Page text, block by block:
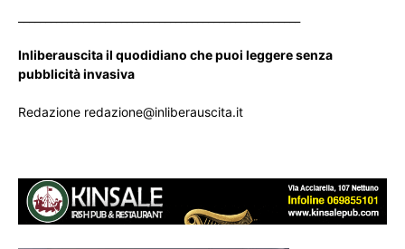
Inliberauscita il quodidiano che puoi leggere senza
pubblicità invasiva
Redazione redazione@inliberauscita.it